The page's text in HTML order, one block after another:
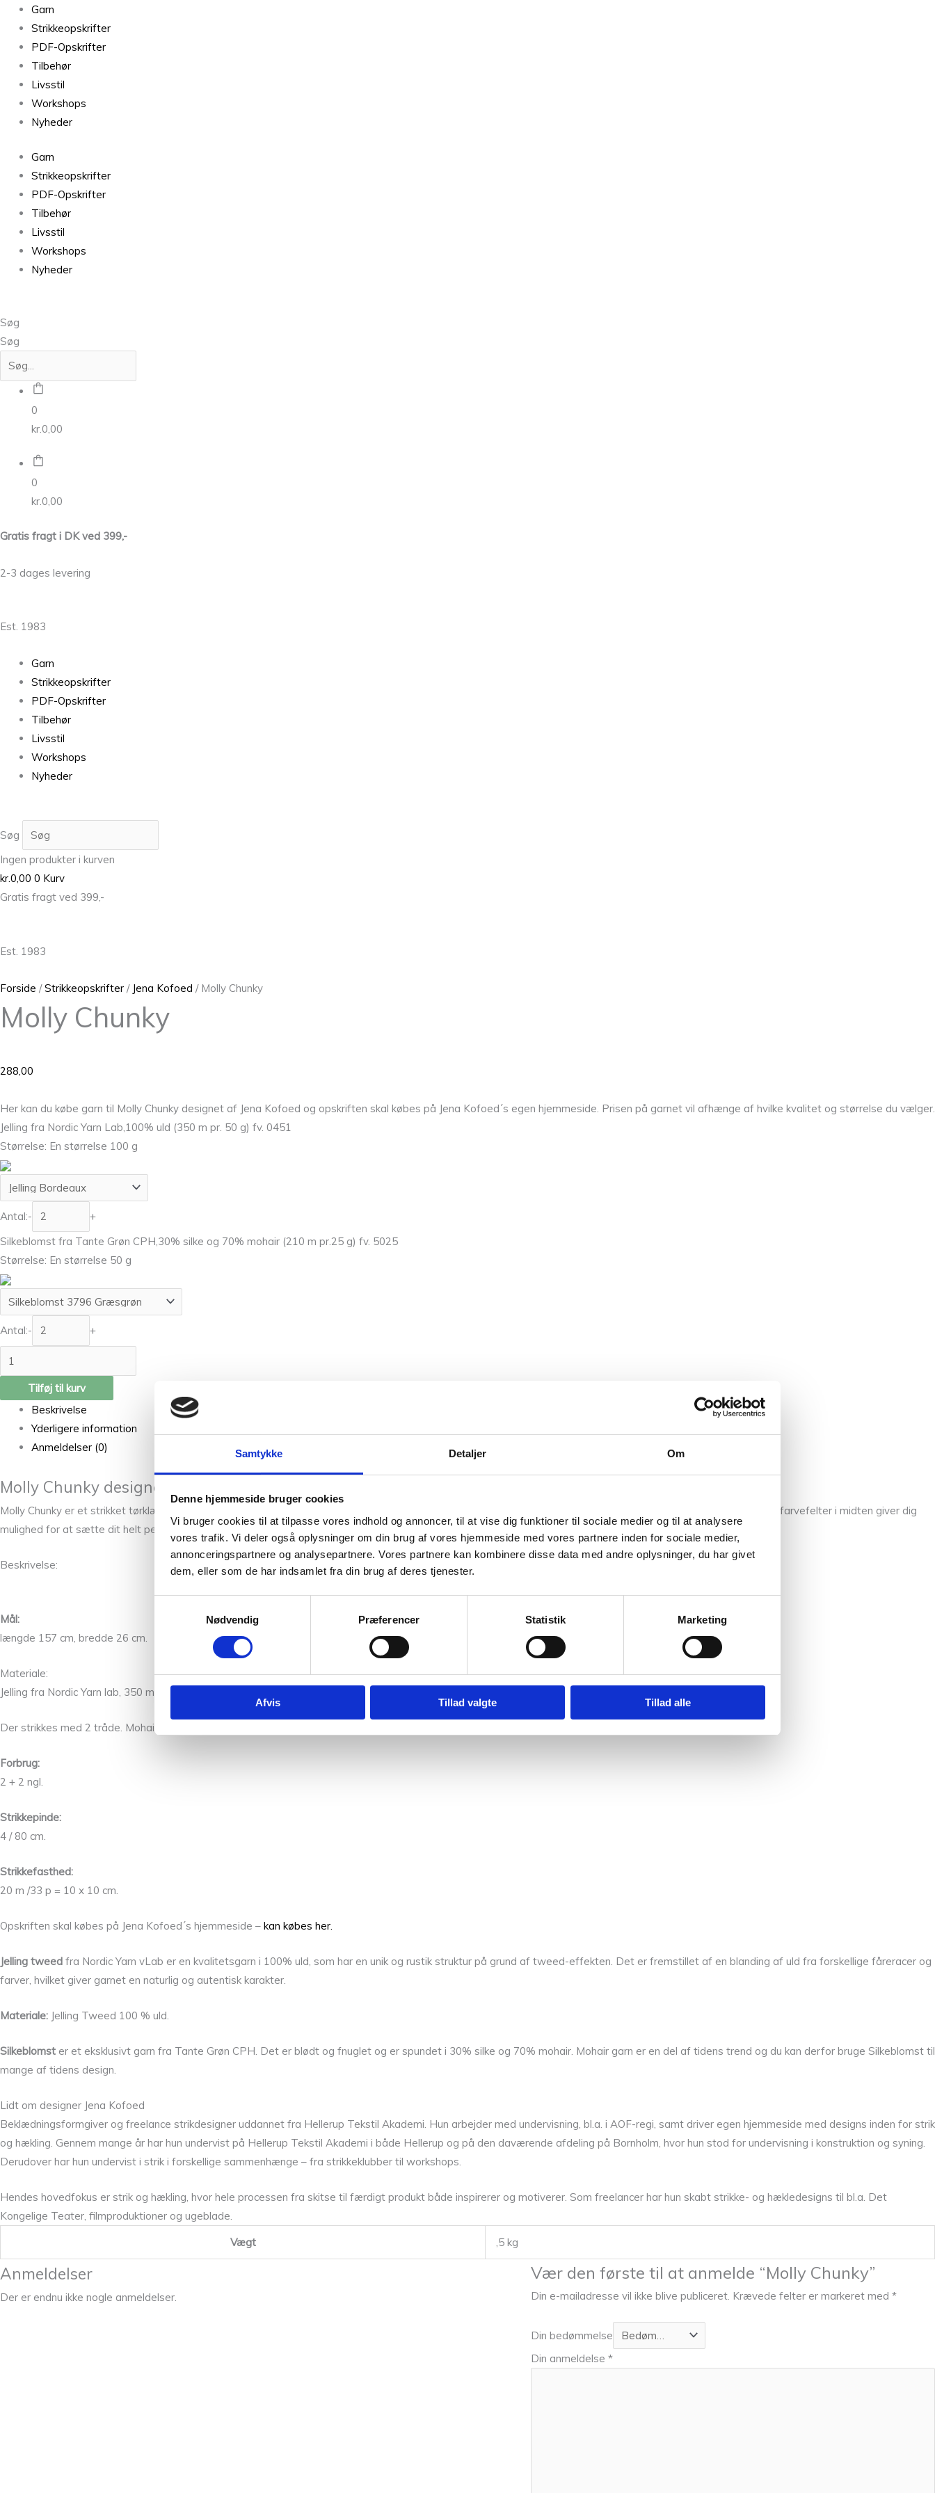
Samtykke Detaljer Om
Denne hjemmeside bruger cookies
Vi bruger cookies til at tilpasse vores indhold og annoncer, til at vise dig funktioner til sociale medier og til at analysere
vores trafik. Vi deler også oplysninger om din brug af vores hjemmeside med vores partnere inden for sociale medier,
annonceringspartnere og analysepartnere. Vores partnere kan kombinere disse data med andre oplysninger, du har givet
dem, eller som de har indsamlet fra din brug af deres tjenester.
Nødvendig
Præferencer Statistik Marketing
Afvis Tillad valgte Tillad alle
Garn
Strikkeopskrifter
PDF-Opskrifter
Tilbehør
Livsstil
Workshops
Nyheder
Garn
Strikkeopskrifter
PDF-Opskrifter
Tilbehør
Livsstil
Workshops
Nyheder
Søg
Søg
0
kr.0,00
0
kr.0,00
Gratis fragt i DK ved 399,-
2-3 dages levering
Est. 1983
Garn
Strikkeopskrifter
PDF-Opskrifter
Tilbehør
Livsstil
Workshops
Nyheder
Søg
Ingen produkter i kurven
kr.0,00 0 Kurv
Gratis fragt ved 399,-
Est. 1983
Forside /Strikkeopskrifter / Jena Kofoed / Molly Chunky
Molly Chunky
288,00
Her kan du købe garn til Molly Chunky designet af Jena Kofoed og opskriften skal købes på Jena Kofoed´s egen hjemmeside. Prisen på garnet vil afhænge af hvilke kvalitet og størrelse du vælger.
Jelling fra Nordic Yarn Lab,100% uld (350 m pr. 50 g) fv. 0451
Størrelse: En størrelse 100 g
Antal:-
+
Silkeblomst fra Tante Grøn CPH,30% silke og 70% mohair (210 m pr.25 g) fv. 5025
Størrelse: En størrelse 50 g
Antal:- +
Molly
Chunky
antal
Tilføj til kurv
Beskrivelse
Yderligere information
Anmeldelser (0)
Molly Chunky designet af Jena Kofoed
Molly Chunky er et strikket tørklæde, opbygget af felter. Hvert felt strikkes fra yderkanten ind mod midten, hvor indtagningerne danner et smukt mønster. De små farvefelter i midten giver dig
mulighed for at sætte dit helt personlige præg på tørklædet.
Beskrivelse:
Mål:
længde 157 cm, bredde 26 cm.
Materiale:
Jelling fra Nordic Yarn lab, 350 m /50 gr. Fv 0451+ Silkeblomst fv 5025, fra Tante Grøn CPH.
Der strikkes med 2 tråde. Mohairrester i forskellige farver i ”prikkerne i midten af firkanterne.
Forbrug:
2 + 2 ngl.
Strikkepinde:
4 / 80 cm.
Strikkefasthed:
20 m /33 p = 10 x 10 cm.
Opskriften skal købes på Jena Kofoed´s hjemmeside – kan købes her.
Jelling tweed fra Nordic Yarn vLab er en kvalitetsgarn i 100% uld, som har en unik og rustik struktur på grund af tweed-effekten. Det er fremstillet af en blanding af uld fra forskellige fåreracer og
farver, hvilket giver garnet en naturlig og autentisk karakter.
Materiale: Jelling Tweed 100 % uld.
Silkeblomst er et eksklusivt garn fra Tante Grøn CPH. Det er blødt og fnuglet og er spundet i 30% silke og 70% mohair. Mohair garn er en del af tidens trend og du kan derfor bruge Silkeblomst til
mange af tidens design.
Lidt om designer Jena Kofoed
Beklædningsformgiver og freelance strikdesigner uddannet fra Hellerup Tekstil Akademi. Hun arbejder med undervisning, bl.a. i AOF-regi, samt driver egen hjemmeside med designs inden for strik
og hækling. Gennem mange år har hun undervist på Hellerup Tekstil Akademi i både Hellerup og på den daværende afdeling på Bornholm, hvor hun stod for undervisning i konstruktion og syning.
Derudover har hun undervist i strik i forskellige sammenhænge – fra strikkeklubber til workshops.
Hendes hovedfokus er strik og hækling, hvor hele processen fra skitse til færdigt produkt både inspirerer og motiverer. Som freelancer har hun skabt strikke- og hækledesigns til bl.a. Det
Kongelige Teater, filmproduktioner og ugeblade.
Vægt
,5 kg
Anmeldelser
Der er endnu ikke nogle anmeldelser.
Vær den første til at anmelde “Molly Chunky”
Din e-mailadresse vil ikke blive publiceret. Krævede felter er markeret med *
Din bedømmelse
Din anmeldelse *